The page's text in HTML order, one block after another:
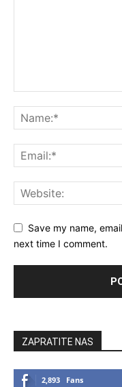
Save my name,
next time I comment.
ZAPRATITE NAS
2,893 Fans